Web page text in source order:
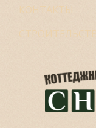
КОНТАКТЫ